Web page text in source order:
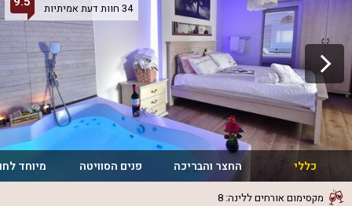
34 חוות דעת אמיתיות
כללי החצר והבריכה פנים הסוויטה מיוחד
מקסימום אורחים ללינה:
8